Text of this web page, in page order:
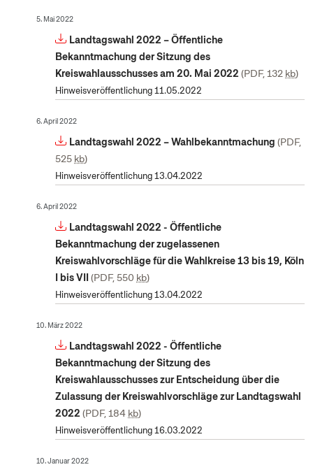
5. Mai 2022
Landtagswahl 2022 – Öffentliche
Bekanntmachung der Sitzung des
Kreiswahlausschusses am 20. Mai 2022 PDF, 132 kb
Hinweisveröffentlichung 11.05.2022
6. April 2022
Landtagswahl 2022 – Wahlbekanntmachung PDF,
525 kb
Hinweisveröffentlichung 13.04.2022
6. April 2022
Landtagswahl 2022 - Öffentliche
Bekanntmachung der zugelassenen
Kreiswahlvorschläge für die Wahlkreise 13 bis 19, Köln
I bis VII PDF, 550 kb
Hinweisveröffentlichung 13.04.2022
10. März 2022
Landtagswahl 2022 - Öffentliche
Bekanntmachung der Sitzung des
Kreiswahlausschusses zur Entscheidung über die
Zulassung der Kreiswahlvorschläge zur Landtagswahl
2022 PDF, 184 kb
Hinweisveröffentlichung 16.03.2022
10. Januar 2022